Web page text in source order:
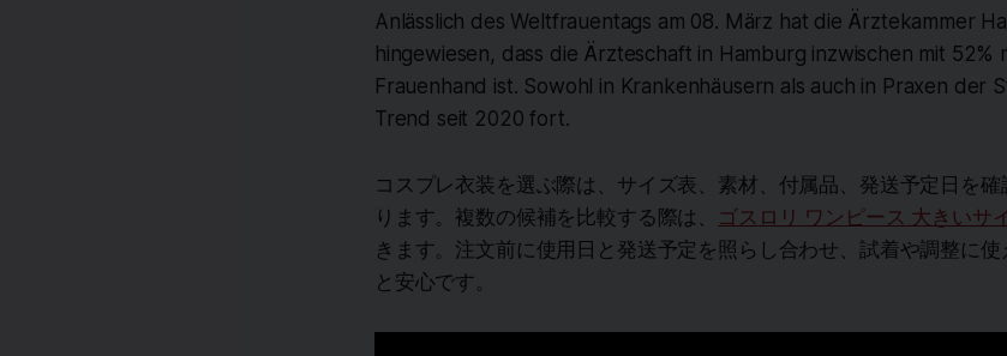
Anlässlich des Weltfrauentags am 08. März hat die Ärztekammer
hingewiesen, dass die Ärzteschaft in Hamburg inzwischen mit 52%
Frauenhand ist. Sowohl in Krankenhäusern als auch in Praxen der
Trend seit 2020 fort.
コスプレ衣装を選ぶ際は、サイズ表、素材、付属品、発送予定日を
ります。複数の候補を比較する際は、 ゴスロリ ワンピース 大きいサ
きます。注文前に使用日と発送予定を照らし合わせ、試着や調整に使
と安心です。